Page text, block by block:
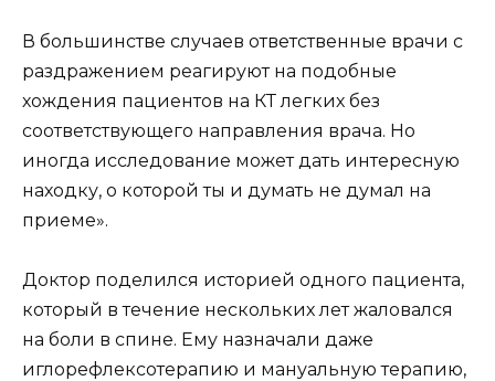
В большинстве случаев ответственные врачи с
раздражением реагируют на подобные
хождения пациентов на КТ легких без
соответствующего направления врача. Но
иногда исследование может дать интересную
находку, о которой ты и думать не думал на
приеме».
Доктор поделился историей одного пациента,
который в течение нескольких лет жаловался
на боли в спине. Ему назначали даже
иглорефлексотерапию и мануальную терапию,